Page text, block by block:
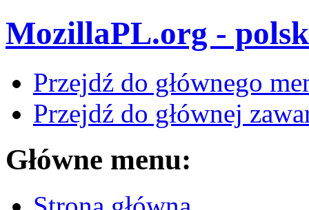
MozillaPL.org -
Przejdź do głównego
Przejdź do głównej
Główne menu: